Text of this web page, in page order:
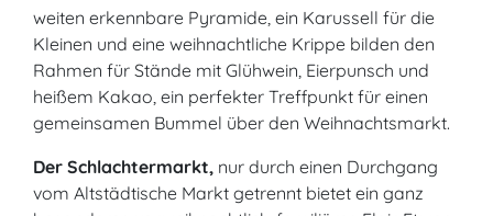
weiten erkennbare Pyramide, ein Karussell für die
Kleinen und eine weihnachtliche Krippe bilden den
Rahmen für Stände mit Glühwein, Eierpunsch und
heißem Kakao, ein perfekter Treffpunkt für einen
gemeinsamen Bummel über den Weihnachtsmarkt.
Der Schlachtermarkt, nur durch einen Durchgang
vom Altstädtische Markt getrennt bietet ein ganz